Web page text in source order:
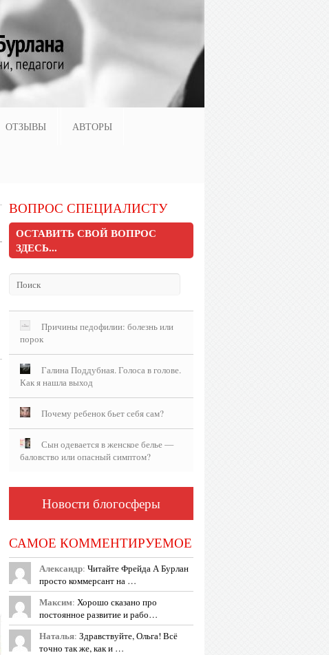
ОТЗЫВЫ АВТОРЫ
ВОПРОС СПЕЦИАЛИСТУ
ОСТАВИТЬ СВОЙ ВОПРОС
ЗДЕСЬ...
Причины педофилии: болезнь или
порок
Галина Поддубная. Голоса в голове.
Как я нашла выход
Почему ребенок бьет себя сам?
Сын одевается в женское белье —
баловство или опасный симптом?
Новости блогосферы
САМОЕ КОММЕНТИРУЕМОЕ
Александр: Читайте Фрейда А Бурлан
просто коммерсант на …
Максим: Хорошо сказано про
постоянное развитие и рабо…
Наталья: Здравствуйте, Ольга! Всё
точно так же, как и …